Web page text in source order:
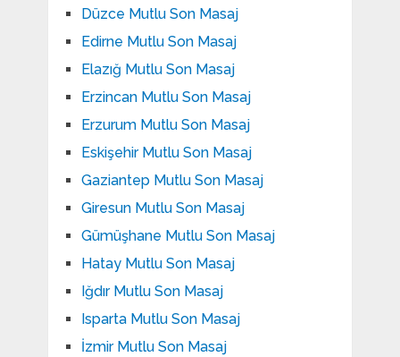
Düzce Mutlu Son Masaj
Edirne Mutlu Son Masaj
Elazığ Mutlu Son Masaj
Erzincan Mutlu Son Masaj
Erzurum Mutlu Son Masaj
Eskişehir Mutlu Son Masaj
Gaziantep Mutlu Son Masaj
Giresun Mutlu Son Masaj
Gümüşhane Mutlu Son Masaj
Hatay Mutlu Son Masaj
Iğdır Mutlu Son Masaj
Isparta Mutlu Son Masaj
İzmir Mutlu Son Masaj